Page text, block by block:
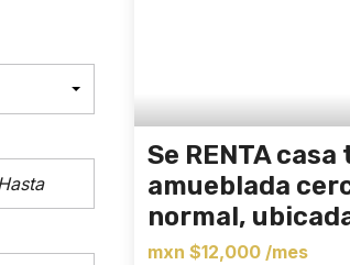
Se RENTA
amueblada
normal,
mxn $12,000 /mes